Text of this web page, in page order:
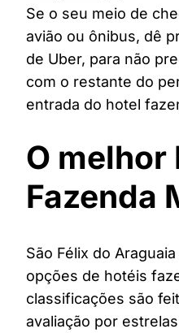
Se o seu meio de
avião ou ônibus, dê
de Uber, para não
com o restante do
entrada do hotel
O melhor
Fazenda
São Félix do
opções de hotéis
classificações são
avaliação por